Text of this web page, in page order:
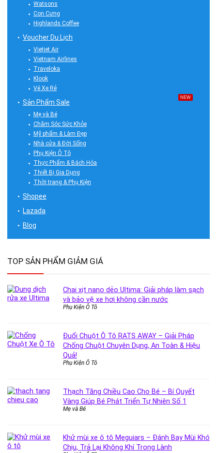
Watsons
Con Cưng
Highlands Coffee
Voucher Du Lịch
Vietjet Air
Vietnam Airlines
Traveloka
Klook
Vé Xe Rẻ
Sản Phẩm Sale
NEW
Mẹ và Bé
Chăm Sóc Sức Khỏe
Mỹ phẩm & Làm Đẹp
Nhà cửa & Đời Sống
Phụ Kiện Ô Tô
Thực Phẩm & Bách Hóa
Thiết Bị Gia Dụng
Thời trang & Phụ Kiện
Shopee
Lazada
Blog
TOP SẢN PHẨM GIẢM GIÁ
Chai xịt nano dẻo Ultima: Giải pháp làm sạch
và bảo vệ xe hơi không cần nước
Phụ Kiện Ô Tô
Đuổi Chuột Ô Tô RATS AWAY – Giải Pháp
Chống Chuột Chuyên Dụng, An Toàn & Hiệu
Quả!
Phụ Kiện Ô Tô
Thạch Tăng Chiều Cao Cho Bé – Bí Quyết
Vàng Giúp Bé Phát Triển Tự Nhiên Số 1
Mẹ và Bé
Khử mùi xe ô tô Meguiars – Đánh Bay Mùi Khó
Chịu, Trả Lại Không Khí Trong Lành